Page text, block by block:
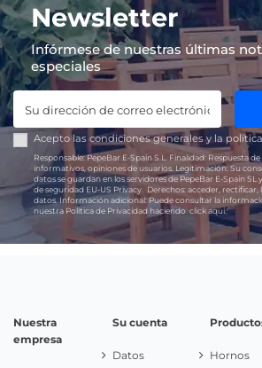
Newsletter
Infórmese de nuestras últimas
especiales
Acepto las condiciones generales y la
Responsable:PepeBar E-Spain S.L. Finalidad: Respuesta
informativos, opiniones de usuarios. Legitimación: Su
datos se guardan en los servidores de PepeBar E-Spain SL
de seguridad EU-US Privacy. Derechos: acceder,
datos.Información adicional:Puede consultar la
nuestra Política de Privacidad haciendoclick aquí.
Nuestra
empresa
Su cuenta
Datos
Hornos